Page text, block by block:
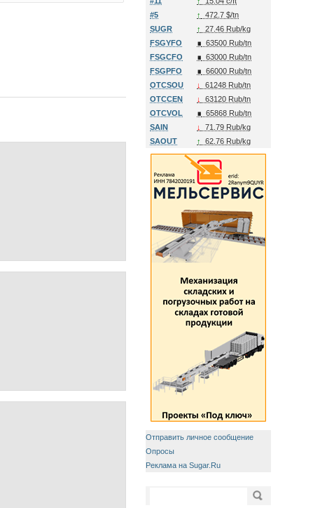
#5
↑
472.7 $/tn
SUGR
↑
27.46 Rub/kg
FSGYFO
∎ 63500 Rub/tn
FSGCFO
∎ 63000 Rub/tn
FSGPFO
∎ 66000 Rub/tn
OTCSOU
↓
61248 Rub/tn
OTCCEN
↓
63120 Rub/tn
OTCVOL
∎ 65868 Rub/tn
SAIN
↓
71.79 Rub/kg
SAOUT
↑ 62.76 Rub/kg
Отправить личное сообщение
Опросы
Реклама на Sugar.Ru
Поиск